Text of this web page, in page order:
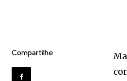
Compartilhe